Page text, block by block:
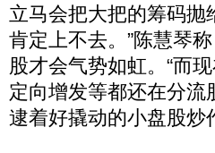
立马会把大把的筹码
肯定上不去。”陈慧琴
股才会气势如虹。“而
定向增发等都还在分
逮着好撬动的小盘股炒